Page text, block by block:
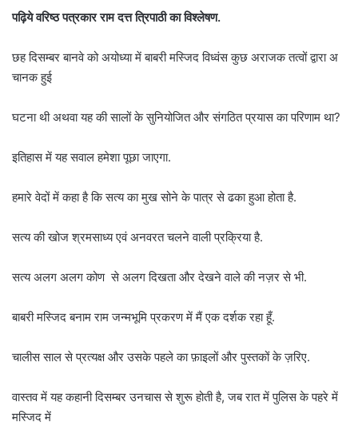
पढ़िये वरिष्ठ पत्रकार राम दत्त त्रिपाठी का विश्लेषण.
छह दिसम्बर बानवे को अयोध्या में बाबरी मस्जिद विध्वंस कुछ अराजक तत्वों द्वारा अ
चानक हुई
घटना थी अथवा यह की सालों के सुनियोजित और संगठित प्रयास का परिणाम था?
इतिहास में यह सवाल हमेशा पूछा जाएगा.
हमारे वेदों में कहा है कि सत्य का मुख सोने के पात्र से ढका हुआ होता है.
सत्य की खोज श्रमसाध्य एवं अनवरत चलने वाली प्रक्रिया है.
सत्य अलग अलग कोण से अलग दिखता और देखने वाले की नज़र से भी.
बाबरी मस्जिद बनाम राम जन्मभूमि प्रकरण में मैं एक दर्शक रहा हूँ.
चालीस साल से प्रत्यक्ष और उसके पहले का फ़ाइलों और पुस्तकों के ज़रिए.
वास्तव में यह कहानी दिसम्बर उनचास से शुरू होती है, जब रात में पुलिस के पहरे में
मस्जिद में